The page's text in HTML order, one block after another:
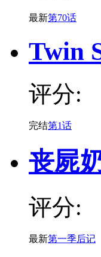
最新第70话
Twin
评分:
完结第1话
丧屍
评分:
最新第一季后记